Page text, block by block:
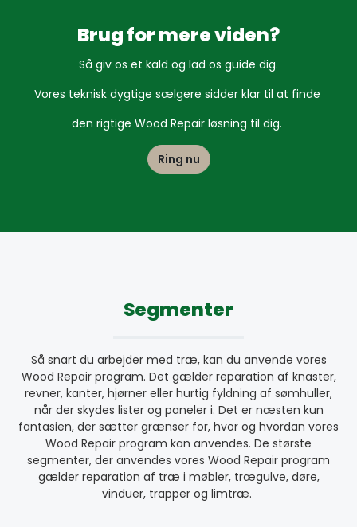
Brug for mere viden?
Så giv os et kald og lad os guide dig.
Vores teknisk dygtige sælgere sidder klar til at finde
den rigtige Wood Repair løsning til dig.
Ring nu
Segmenter
Så snart du arbejder med træ, kan du anvende vores
Wood Repair program. Det gælder reparation af knaster,
revner, kanter, hjørner eller hurtig fyldning af sømhuller,
når der skydes lister og paneler i. Det er næsten kun
fantasien, der sætter grænser for, hvor og hvordan vores
Wood Repair program kan anvendes. De største
segmenter, der anvendes vores Wood Repair program
gælder reparation af træ i møbler, trægulve, døre,
vinduer, trapper og limtræ.